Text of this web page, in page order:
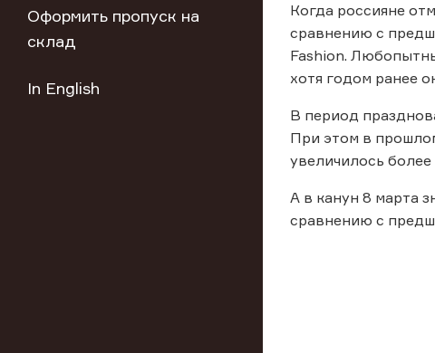
Оформить пропуск на
склад
In English
Когда россияне
сравнению с
Fashion.
хотя годом ранее
В период
При этом в
увеличилось более
А в канун 8 марта
сравнению с